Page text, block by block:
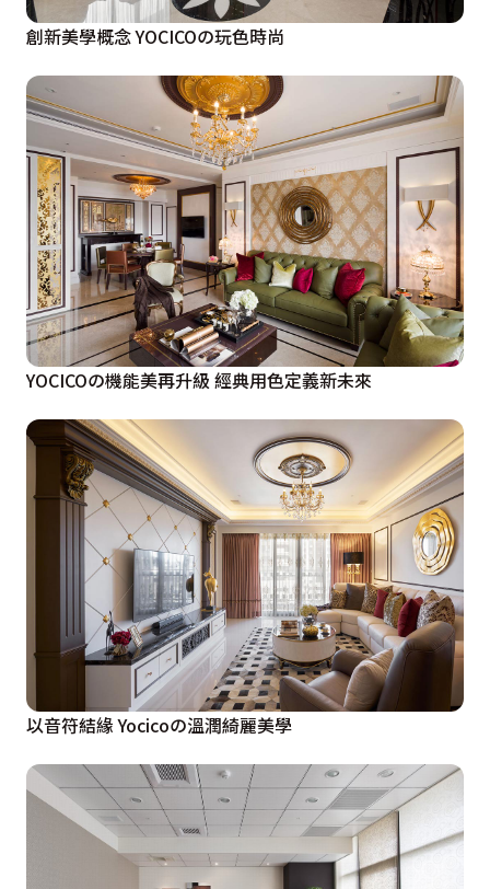
創新美學概念 YOCICOの玩色時尚
YOCICOの機能美再升級 經典用色定義新未來
以音符結緣 Yocicoの溫潤綺麗美學